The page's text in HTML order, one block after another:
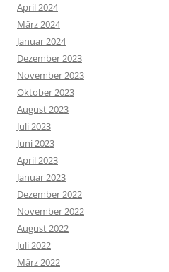
April 2024
März 2024
Januar 2024
Dezember 2023
November 2023
Oktober 2023
August 2023
Juli 2023
Juni 2023
April 2023
Januar 2023
Dezember 2022
November 2022
August 2022
Juli 2022
März 2022